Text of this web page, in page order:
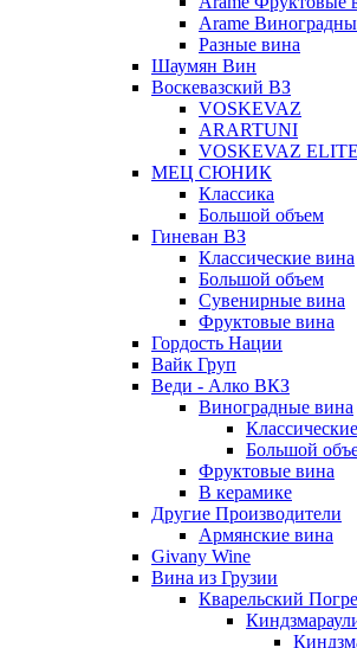
Arame
Разные вина
Шаумян Вин
Воскевазский ВЗ
VOSKEVAZ
ARARTUNI
VOSKEVAZ ELITE
МЕЦ СЮНИК
Классика
Большой объем
Гиневан ВЗ
Классические вина
Большой объем
Сувенирные вина
Фруктовые вина
Гордость Нации
Вайк Груп
Веди - Алко ВКЗ
Виноградные вина
Классические
Большой
Фруктовые вина
В керамике
Другие Производители
Армянские вина
Givany Wine
Вина из Грузии
Кварельский